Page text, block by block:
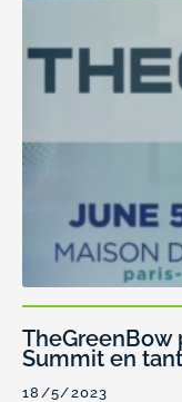
TheGreenBow
Summit en
18/5/2023